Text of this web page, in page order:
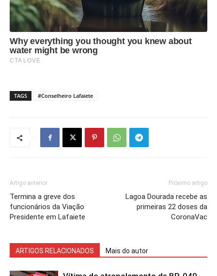
TAGS #Conselheiro Lafaiete
Artigo anterior
Termina a greve dos
funcionários da Viação
Presidente em Lafaiete
Próximo artigo
Lagoa Dourada recebe as
primeiras 22 doses da
CoronaVac
ARTIGOS RELACIONADOS Mais do autor